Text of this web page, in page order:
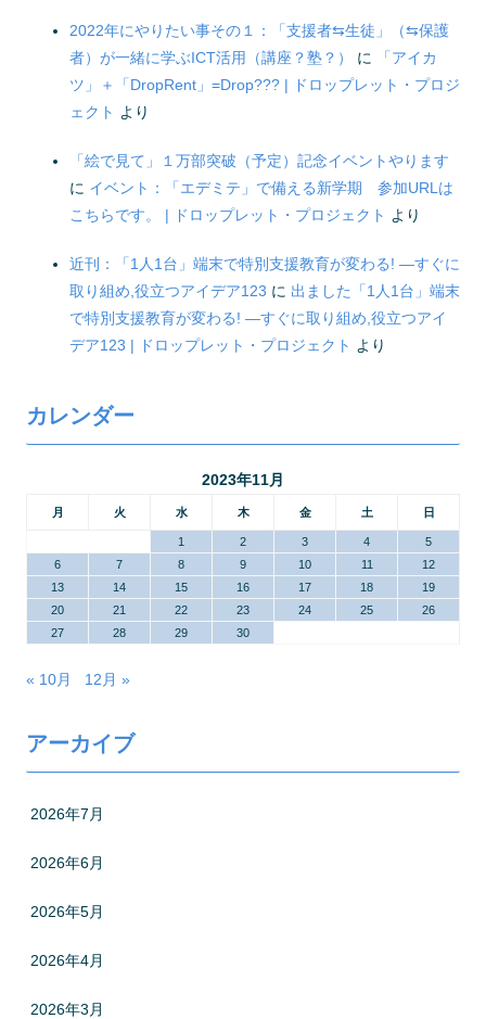
2022年にやりたい事その１：「支援者⇆生徒」（⇆保護
者）が一緒に学ぶICT活用（講座？塾？）
に
「アイカ
ツ」＋「DropRent」=Drop??? | ドロップレット・プロジ
ェクト より
「絵で見て」１万部突破（予定）記念イベントやります
に イベント：「エデミテ」で備える新学期 参加URLは
こちらです。 | ドロップレット・プロジェクト より
近刊：「1人1台」端末で特別支援教育が変わる! ―すぐに
取り組め,役立つアイデア123 に 出ました「1人1台」端末
で特別支援教育が変わる! ―すぐに取り組め,役立つアイ
デア123 | ドロップレット・プロジェクト より
カレンダー
2023年11月
月 火 水 木 金 土 日
1 2 3 4
5
6
7 8 9 10 11
12
13
14 15 16 17 18
19
20
21 22 23 24 25
26
27
28 29 30
« 10月 12月 »
アーカイブ
2026年7月
2026年6月
2026年5月
2026年4月
2026年3月